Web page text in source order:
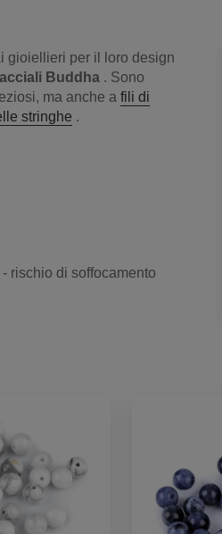
gioiellieri per il loro design
Buddha . Sono
ma anche a fili di
stringhe .
rischio di soffocamento